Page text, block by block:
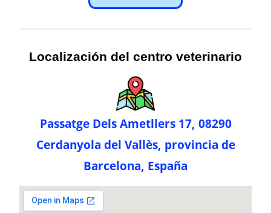
Localización del centro veterinario
Passatge Dels Ametllers 17, 08290
Cerdanyola del Vallès, provincia de
Barcelona, España